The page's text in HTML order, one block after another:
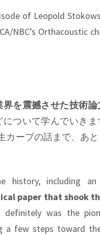
of Leopold
NBC’s Orthacoustic
界を震撼させた技術論
について学んでいき
カーブの話まで、あ
history, including
paper that shook
definitely was the
a few steps toward